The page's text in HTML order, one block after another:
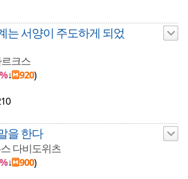
는 서양이 주도하게 되었
크스
↓ 920)
을 한다
다비도위츠
↓ 900)